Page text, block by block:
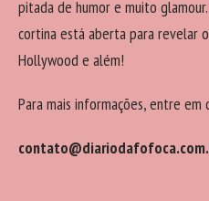
pitada de humor e muito
cortina está aberta para revelar
Hollywood e além!
Para mais informações, entre em